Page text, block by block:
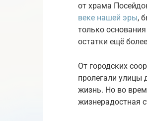
от храма
веке нашей эры,
только
остатки ещё
От городских
пролегали улицы
жизнь. Но во
жизнерадостная